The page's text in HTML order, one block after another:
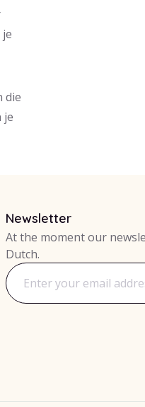
die
je
Newsletter
At the moment our
Dutch.
Email address